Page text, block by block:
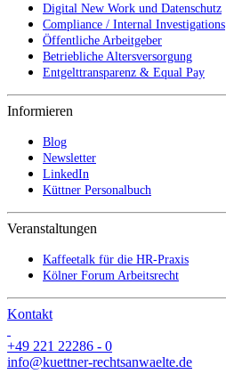
Digital New Work und Datenschutz
Compliance / Internal Investigations
Öffentliche Arbeitgeber
Betriebliche Altersversorgung
Entgelttransparenz & Equal Pay
Informieren
Blog
Newsletter
LinkedIn
Küttner Personalbuch
Veranstaltungen
Kaffeetalk für die HR-Praxis
Kölner Forum Arbeitsrecht
Kontakt
+49 221 22286 - 0
info@kuettner-rechtsanwaelte.de